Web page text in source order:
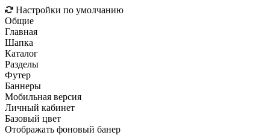
Настройки по умолчанию
Общие
Главная
Шапка
Каталог
Разделы
Футер
Баннеры
Мобильная версия
Личный кабинет
Базовый цвет
Отображать фоновый банер